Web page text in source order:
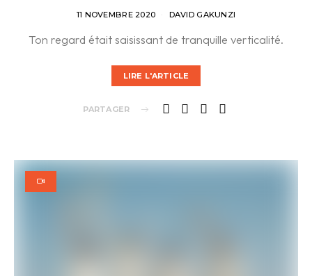
11 NOVEMBRE 2020 DAVID GAKUNZI
Ton regard était saisissant de tranquille verticalité.
LIRE L'ARTICLE
PARTAGER